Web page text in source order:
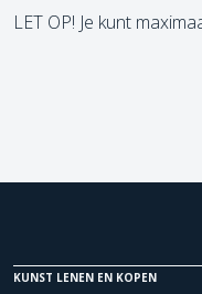
LET OP! Je kunt
KUNST LENEN EN KOPEN